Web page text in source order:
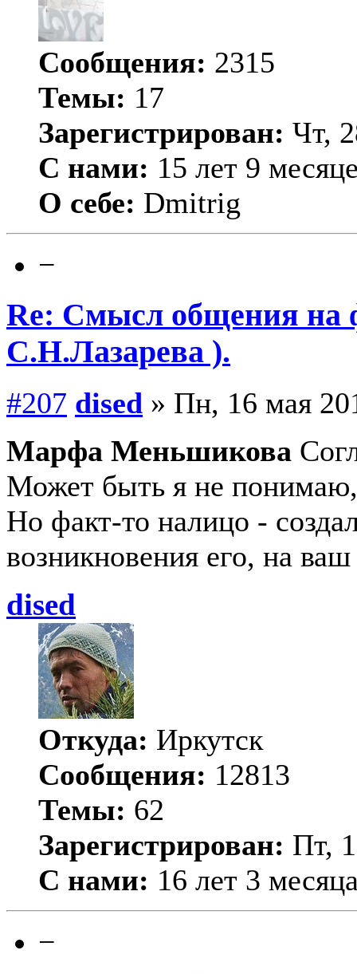
Сообщения: 2315
Темы: 17
Зарегистрирован: Чт,
С нами: 15 лет 9
О себе: Dmitrig
−
Re: Смысл общения на
С.Н.Лазарева ).
#207 dised » Пн, 16 мая
Марфа Меньшикова
Может быть я не
Но факт-то налицо -
возникновения его, на ваш
dised
Откуда: Иркутск
Сообщения: 12813
Темы: 62
Зарегистрирован: Пт,
С нами: 16 лет 3
−